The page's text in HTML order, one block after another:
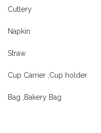
Cutlery
Napkin
Straw
Cup Carrier ,Cup holder
Bag ,Bakery Bag